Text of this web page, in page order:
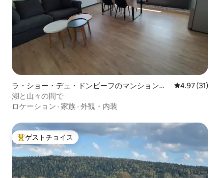
ラ・ショー・デュ・ドンビーフのマンション・
アパート
レビュー31
4.97 (31)
湖と山々の間で
ロケーション · 家族 · 外観・内装
大好評のゲストチョイスです。
ゲストチョイス